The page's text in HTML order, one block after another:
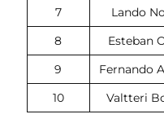
7
Lando
8
Esteban
9
Fernando
10
Valtteri